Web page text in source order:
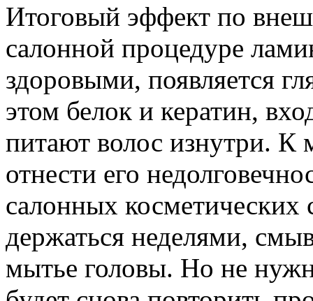
Итоговый эффект по
салонной процедуре
здоровыми, появляется
этом белок и кератин,
питают волос изнутри. К
отнести его
салонных косметических
держаться неделями,
мытье головы. Но не